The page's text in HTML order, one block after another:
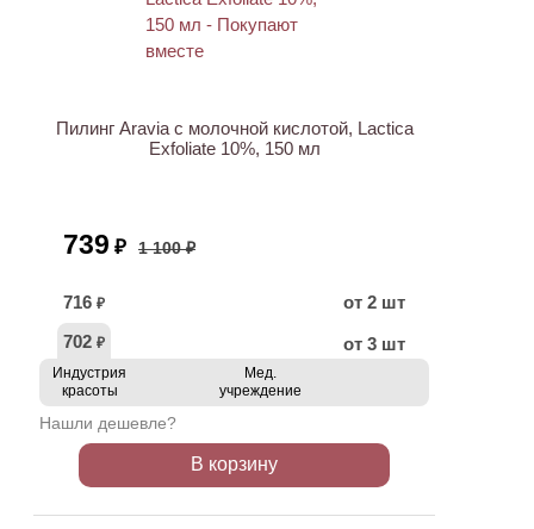
Пилинг Aravia с молочной кислотой, Lactica
Exfoliate 10%, 150 мл
739 ₽ 1 100 ₽
716 ₽
от 2 шт
702 ₽ от 3 шт
Индустрия
красоты
Мед.
учреждение
Нашли дешевле?
В корзину